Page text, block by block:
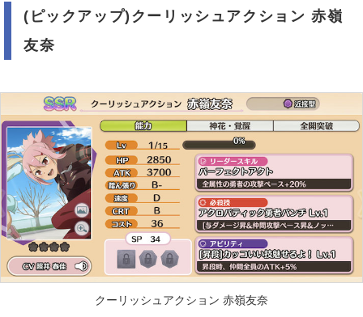
(ピックアップ)クーリッシュアクション 赤嶺
友奈
クーリッシュアクション 赤嶺友奈